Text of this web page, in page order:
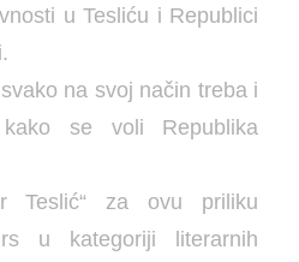
u Tesliću i Republici
na svoj način treba i
se voli Republika
Teslić“ za ovu priliku
u kategoriji literarnih